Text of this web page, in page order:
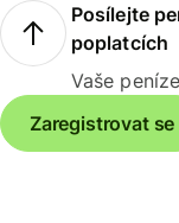
Posílejte
poplatcích
Vaše
Zaregistrovat se